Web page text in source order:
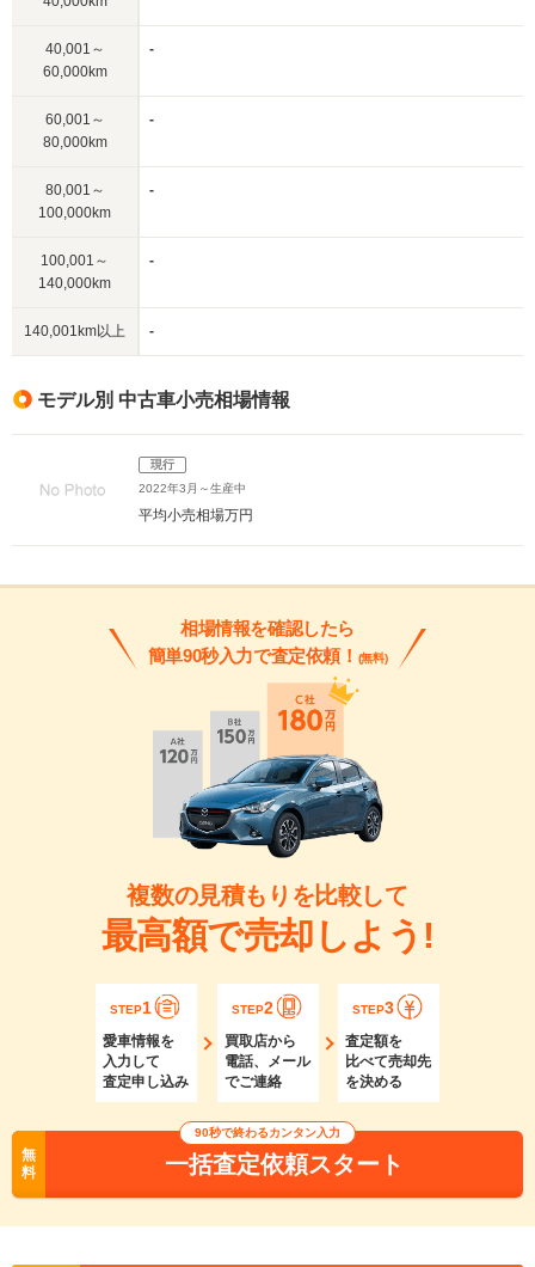
40,001～
60,000km
-
60,001～
80,000km
-
80,001～
100,000km
-
100,001～
140,000km
-
140,001km以上 -
モデル別 中古車小売相場情報
現行
2022年3月～生産中
平均小売相場万円
相場情報を確認したら
簡単90秒入力で査定依頼！ (無料)
複数の見積もりを比較して
最高額で売却しよう!
STEP1
愛車情報を
入力して
査定申し込み
STEP2
買取店から
電話、メール
でご連絡
STEP3
査定額を
比べて売却先
を決める
無
料
90秒で終わるカンタン入力
一括査定依頼スタート